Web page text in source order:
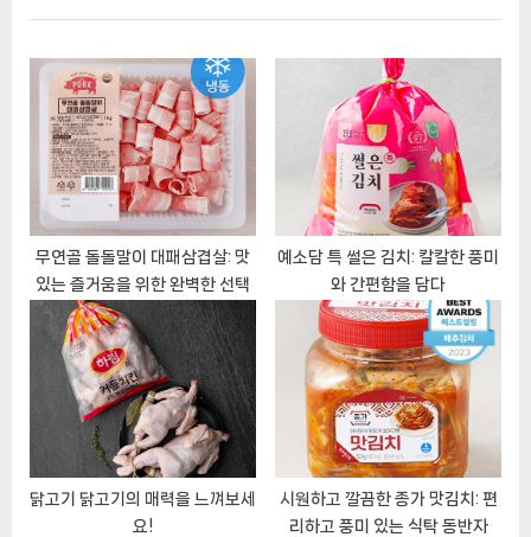
이
션
i
o
u
s
P
o
s
t
:
t
P
o
s
t
:
무연골 돌돌말이 대패삼겹살: 맛
있는 즐거움을 위한 완벽한 선택
예소담 특 썰은 김치: 칼칼한 풍미
와 간편함을 담다
닭고기 닭고기의 매력을 느껴보세
요!
시원하고 깔끔한 종가 맛김치: 편
리하고 풍미 있는 식탁 동반자